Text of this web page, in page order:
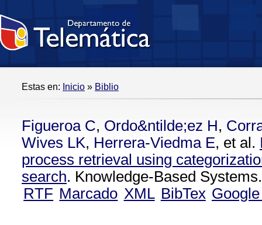
Estas en: Inicio » Biblio
Figueroa C, Ordo&ntilde;ez H,
Wives LK, Herrera-Viedma E, et al.
process retrieval using
search. Knowledge-Based
RTF Marcado XML BibTex